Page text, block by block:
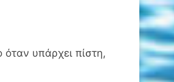
όταν υπάρχει πίστη,